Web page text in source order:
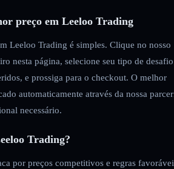
preço em Leeloo Trading
Leeloo Trading é simples. Clique no nosso
nesta página, selecione seu tipo de
e prossiga para o checkout. O melhor
automaticamente através da nossa
necessário.
Trading?
por preços competitivos e regras